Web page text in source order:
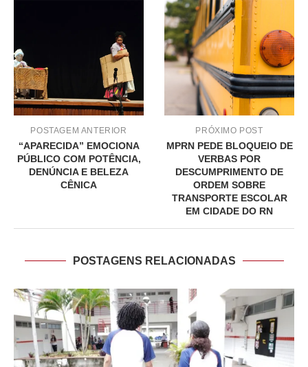
POSTAGEM ANTERIOR
“APARECIDA” EMOCIONA
PÚBLICO COM POTÊNCIA,
DENÚNCIA E BELEZA
CÊNICA
PRÓXIMO POST
MPRN PEDE BLOQUEIO DE
VERBAS POR
DESCUMPRIMENTO DE
ORDEM SOBRE
TRANSPORTE ESCOLAR
EM CIDADE DO RN
POSTAGENS RELACIONADAS